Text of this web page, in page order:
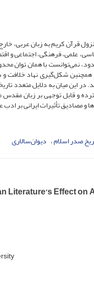
قرآن کریم به زبان عربی،
علمی، فرهنگی، اجتماعی و
نمی‌توانست با همان توان
شکل‌گیری نهاد خلافت و
در این میان به دلایل متعدد
و قابل توجهی بر زبان
و مصادیق تأثیرات ایرانی بر
صدر اسلام دیوان‌سالاری
Effect on